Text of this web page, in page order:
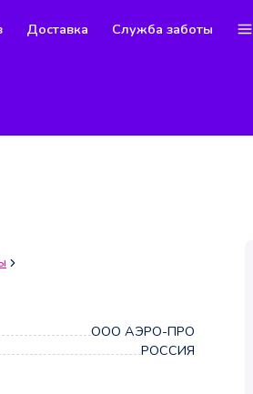
Доставка Служба заботы
ООО АЭРО-ПРО
РОССИЯ